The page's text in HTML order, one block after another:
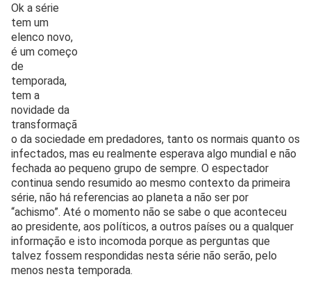
Ok a série
tem um
elenco novo,
é um começo
de
temporada,
tem a
novidade da
transformaçã
o da sociedade em predadores, tanto os normais quanto os
infectados, mas eu realmente esperava algo mundial e não
fechada ao pequeno grupo de sempre. O espectador
continua sendo resumido ao mesmo contexto da primeira
série, não há referencias ao planeta a não ser por
“achismo”. Até o momento não se sabe o que aconteceu
ao presidente, aos políticos, a outros países ou a qualquer
informação e isto incomoda porque as perguntas que
talvez fossem respondidas nesta série não serão, pelo
menos nesta temporada.